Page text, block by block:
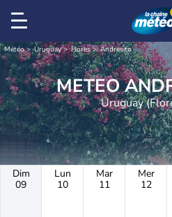
Météo Uruguay Flores Andresito
METEO
Uruguay
Dim
09
Lun
10
Mar
11
Mer
12